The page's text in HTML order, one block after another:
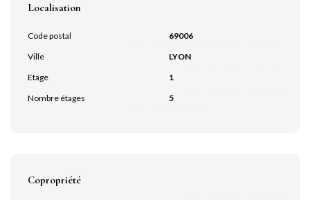
Localisation
Code postal
69006
Ville
LYON
Etage
1
Nombre étages
5
Copropriété